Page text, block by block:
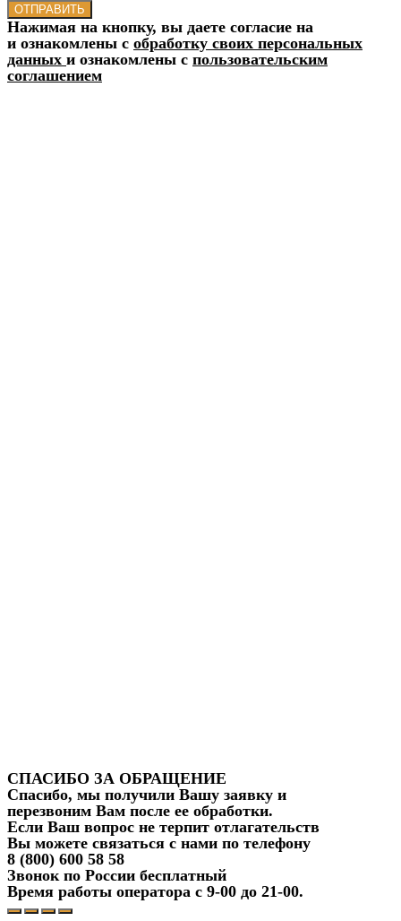
ОТПРАВИТЬ
Нажимая на кнопку, вы даете согласие на
и ознакомлены с обработку своих персональных
данных и ознакомлены с пользовательским
соглашением
СПАСИБО ЗА ОБРАЩЕНИЕ
Спасибо, мы получили Вашу заявку и
перезвоним Вам после ее обработки.
Если Ваш вопрос не терпит отлагательств
Вы можете связаться с нами по телефону
8 (800) 600 58 58
Звонок по России бесплатный
Время работы оператора с 9-00 до 21-00.